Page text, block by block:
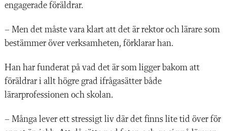
engagerade föräldrar.
– Men det måste vara klart att det är rektor och lärare som
bestämmer över verksamheten, förklarar han.
Han har funderat på vad det är som ligger bakom att
föräldrar i allt högre grad ifrågasätter både
lärarprofessionen och skolan.
– Många lever ett stressigt liv där det finns lite tid över för